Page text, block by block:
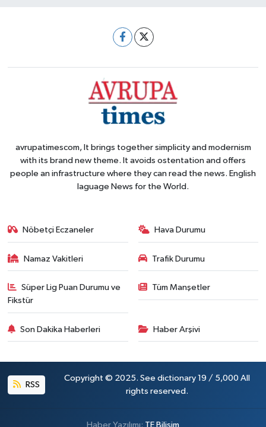
avrupatimescom, It brings together simplicity and modernism
with its brand new theme. It avoids ostentation and offers
people an infrastructure where they can read the news. English
laguage News for the World.
Nöbetçi Eczaneler Hava Durumu
Namaz Vakitleri Trafik Durumu
Süper Lig Puan Durumu ve
Fikstür
Tüm Manşetler
Son Dakika Haberleri Haber Arşivi
RSS
Copyright © 2025. See dictionary 19 / 5,000 All
rights reserved.
Haber Yazılımı: TE Bilişim